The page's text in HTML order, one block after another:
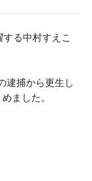
る中村すえこ
逮捕から更生し
ました。